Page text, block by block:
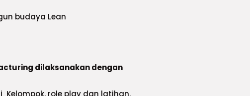
budaya Lean
dilaksanakan dengan
Kelompok, role play dan latihan.